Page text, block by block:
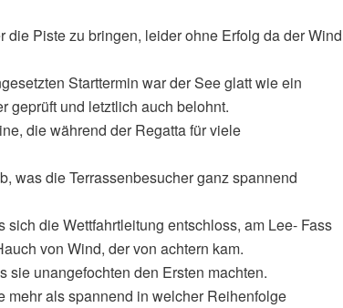
Piste zu bringen, leider ohne Erfolg da der Wind
Starttermin war der See glatt wie ein
geprüft und letztlich auch belohnt.
die während der Regatta für viele
was die Terrassenbesucher ganz spannend
die Wettfahrtleitung entschloss, am Lee- Fass
von Wind, der von achtern kam.
sie unangefochten den Ersten machten.
mehr als spannend in welcher Reihenfolge